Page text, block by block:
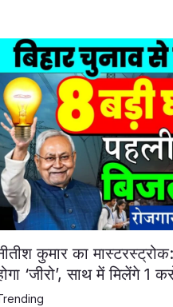
कुमार का
‘जीरो’, साथ में मिलेंगे 1